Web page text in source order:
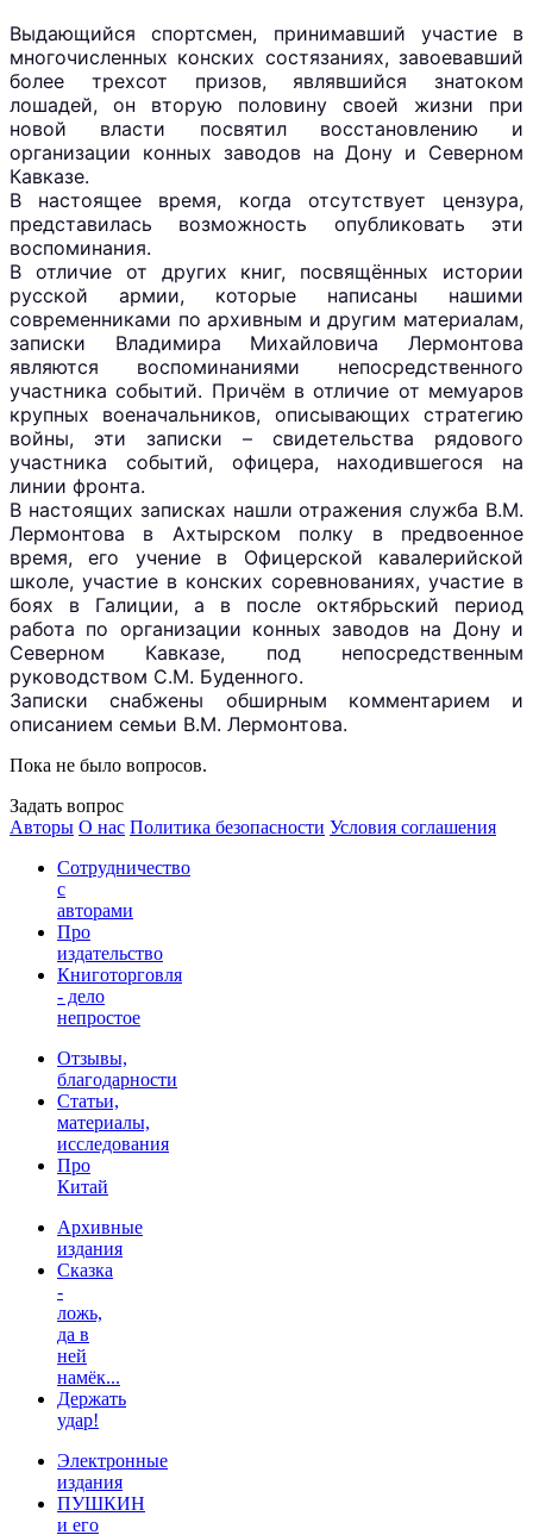
Выдающийся спортсмен, принимавший участие в
многочисленных конских состязаниях, завоевавший
более трехсот призов, являвшийся знатоком
лошадей, он вторую половину своей жизни при
новой власти посвятил восстановлению и
организации конных заводов на Дону и Северном
Кавказе.
В настоящее время, когда отсутствует цензура,
представилась возможность опубликовать эти
воспоминания.
В отличие от других книг, посвящённых истории
русской армии, которые написаны нашими
современниками по архивным и другим материалам,
записки Владимира Михайловича Лермонтова
являются воспоминаниями непосредственного
участника событий. Причём в отличие от мемуаров
крупных военачальников, описывающих стратегию
войны, эти записки – свидетельства рядового
участника событий, офицера, находившегося на
линии фронта.
В настоящих записках нашли отражения служба В.М.
Лермонтова в Ахтырском полку в предвоенное
время, его учение в Офицерской кавалерийской
школе, участие в конских соревнованиях, участие в
боях в Галиции, а в после октябрьский период
работа по организации конных заводов на Дону и
Северном Кавказе, под непосредственным
руководством С.М. Буденного.
Записки снабжены обширным комментарием и
описанием семьи В.М. Лермонтова.
Пока не было вопросов.
Задать вопрос
Авторы О нас Политика безопасности Условия соглашения
Сотрудничество
с
авторами
Про
издательство
Книготорговля
- дело
непростое
Отзывы,
благодарности
Статьи,
материалы,
исследования
Про
Китай
Архивные
издания
Сказка
-
ложь,
да в
ней
намёк...
Держать
удар!
Электронные
издания
ПУШКИН
и его